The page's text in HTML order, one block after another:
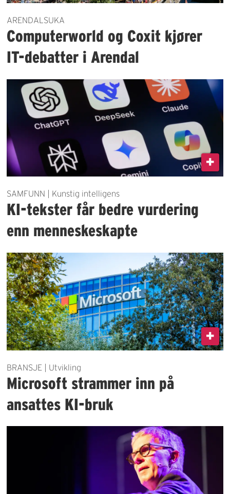
ARENDALSUKA
Computerworld og Coxit kjører
IT-debatter i Arendal
SAMFUNN | Kunstig intelligens
KI-tekster får bedre vurdering
enn menneskeskapte
BRANSJE | Utvikling
Microsoft strammer inn på
ansattes KI-bruk